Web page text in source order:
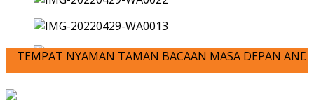
NYAMAN TAMAN BACAAN MASA DEPAN